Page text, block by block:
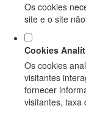
Os cookies
site e o site
Cookies
Os cookies
visitantes
fornecer
visitantes, taxa